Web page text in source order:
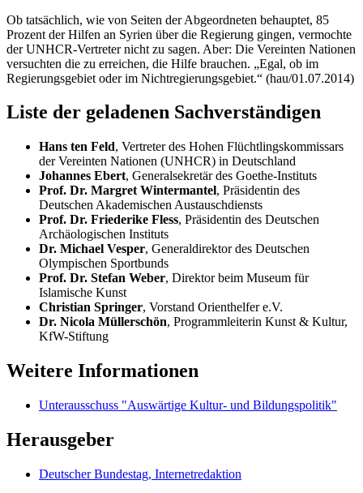
Ob tatsächlich, wie von Seiten der Abgeordneten behauptet, 85
Prozent der Hilfen an Syrien über die Regierung gingen, vermochte
der UNHCR-Vertreter nicht zu sagen. Aber: Die Vereinten Nationen
versuchten die zu erreichen, die Hilfe brauchen. „Egal, ob im
Regierungsgebiet oder im Nichtregierungsgebiet.“ (hau/01.07.2014)
Liste der geladenen Sachverständigen
Hans ten Feld, Vertreter des Hohen Flüchtlingskommissars
der Vereinten Nationen (UNHCR) in Deutschland
Johannes Ebert, Generalsekretär des Goethe-Instituts
Prof. Dr. Margret Wintermantel, Präsidentin des
Deutschen Akademischen Austauschdiensts
Prof. Dr. Friederike Fless, Präsidentin des Deutschen
Archäologischen Instituts
Dr. Michael Vesper, Generaldirektor des Deutschen
Olympischen Sportbunds
Prof. Dr. Stefan Weber, Direktor beim Museum für
Islamische Kunst
Christian Springer, Vorstand Orienthelfer e.V.
Dr. Nicola Müllerschön, Programmleiterin Kunst & Kultur,
KfW-Stiftung
Weitere Informationen
Unterausschuss "Auswärtige Kultur- und Bildungspolitik"
Herausgeber
Deutscher Bundestag, Internetredaktion